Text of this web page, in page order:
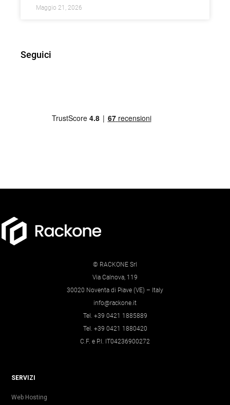
Maggio 21, 2026
Seguici
© RACKONE Srl
Via Calnova, 119
30020 Noventa di Piave (VE) – Italy
info@rackone.it
Tel. +39 0421 1885889
Tel. +39 0421 1880420
C.F. e P.I. IT04236900272
SERVIZI
Web Hosting